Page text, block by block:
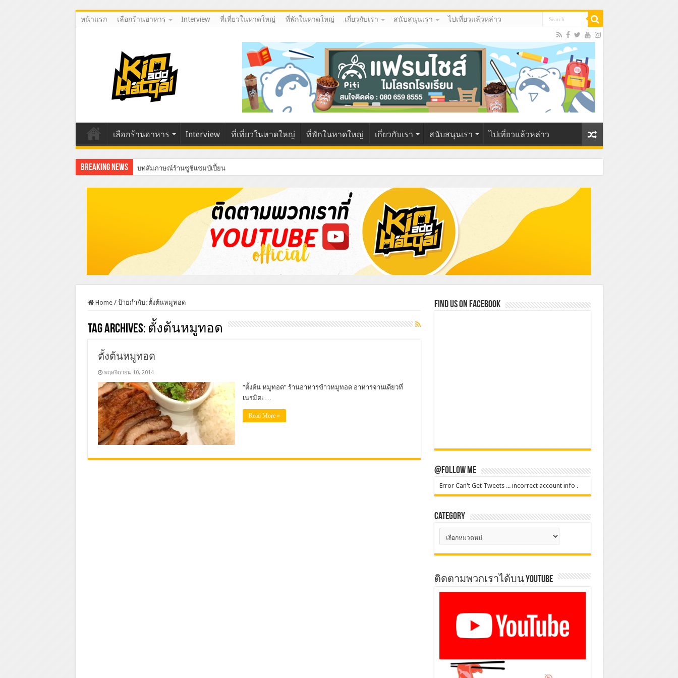
หน้าแรก เลือกร้านอาหาร Interview ที่เที่ยวในหาดใหญ่ ที่พักในหาดใหญ่ เกี่ยวกับเรา สนับสนุนเรา ไปเที่ยวแล้วหล่าว
เลือกร้านอาหาร Interview ที่เที่ยวในหาดใหญ่ ที่พักในหาดใหญ่ เกี่ยวกับเรา สนับสนุนเรา ไปเที่ยวแล้วหล่าว
Breaking News บทสัมภาษณ์ร้านซูชิแชมป์เปี้ยน
Home / ป้ายกำกับ: ตั้งต้นหมูทอด
Tag Archives: ตั้งต้นหมูทอด
ตั้งต้นหมูทอด
พฤศจิกายน 10, 2014
“ตั้งต้น หมูทอด” ร้านอาหารข้าวหมูทอด อาหารจานเดียวที่
เนรมิตเ …
Read More »
Find us on Facebook
@Follow Me
Error Can't Get Tweets ... incorrect account info .
Category
Category
ติดตามพวกเราได้บน YOUTUBE